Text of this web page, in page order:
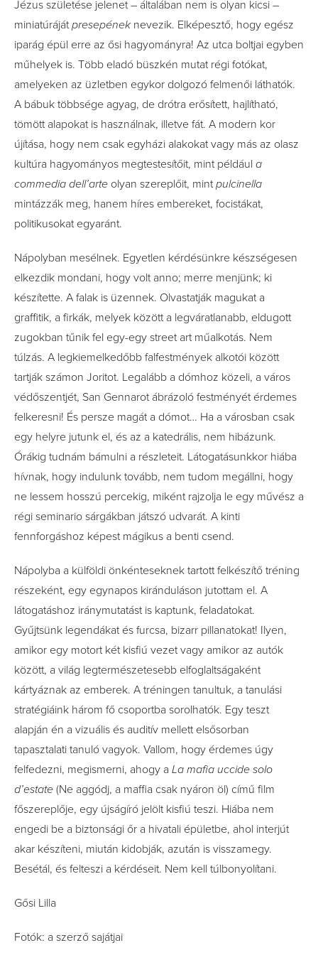
Jézus születése jelenet – általában nem is olyan kicsi –
miniatúrájátpresepéneknevezik. Elképesztő, hogy egész
iparág épül erre az ősi hagyományra! Az utca boltjai egyben
műhelyek is. Több eladó büszkén mutat régi fotókat,
amelyeken az üzletben egykor dolgozó felmenői láthatók.
A bábuk többsége agyag, de drótra erősített, hajlítható,
tömött alapokat is használnak, illetve fát. A modern kor
újítása, hogy nem csak egyházi alakokat vagy más az olasz
kultúra hagyományos megtestesítőit, mint például a
commedia dell’arte olyan szereplőit, mintpulcinella
mintázzák meg, hanem híres embereket, focistákat,
politikusokat egyaránt.
Nápolyban mesélnek. Egyetlen kérdésünkre készségesen
elkezdik mondani, hogy volt anno; merre menjünk; ki
készítette. A falak is üzennek. Olvastatják magukat a
graffitik, a firkák, melyek között a legváratlanabb, eldugott
zugokban tűnik fel egy-egy street art műalkotás. Nem
túlzás. A legkiemelkedőbb falfestmények alkotói között
tartják számon Joritot. Legalább a dómhoz közeli, a város
védőszentjét, San Gennarot ábrázoló festményét érdemes
felkeresni! És persze magát a dómot… Ha a városban csak
egy helyre jutunk el, és az a katedrális, nem hibázunk.
Órákig tudnám bámulni a részleteit. Látogatásunkkor hiába
hívnak, hogy indulunk tovább, nem tudom megállni, hogy
ne lessem hosszú percekig, miként rajzolja le egy művész a
régi seminario sárgákban játszó udvarát. A kinti
fennforgáshoz képest mágikus a benti csend.
Nápolyba a külföldi önkénteseknek tartott felkészítő tréning
részeként, egy egynapos kiránduláson jutottam el. A
látogatáshoz iránymutatást is kaptunk, feladatokat.
Gyűjtsünk legendákat és furcsa, bizarr pillanatokat! Ilyen,
amikor egy motort két kisfiú vezet vagy amikor az autók
között, a világ legtermészetesebb elfoglaltságaként
kártyáznak az emberek. A tréningen tanultuk, a tanulási
stratégiáink három fő csoportba sorolhatók. Egy teszt
alapján én a vizuális és auditív mellett elsősorban
tapasztalati tanuló vagyok. Vallom, hogy érdemes úgy
felfedezni, megismerni, ahogy a La mafia uccide solo
d’estate (Ne aggódj, a maffia csak nyáron öl) című film
főszereplője, egy újságíró jelölt kisfiú teszi. Hiába nem
engedi be a biztonsági őr a hivatali épületbe, ahol interjút
akar készíteni, miután kidobják, azután is visszamegy.
Besétál, és felteszi a kérdéseit. Nem kell túlbonyolítani.
Gősi Lilla
Fotók: a szerző sajátjai